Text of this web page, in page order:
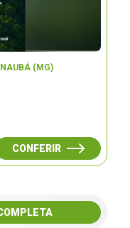
(MG)
CONFERIR